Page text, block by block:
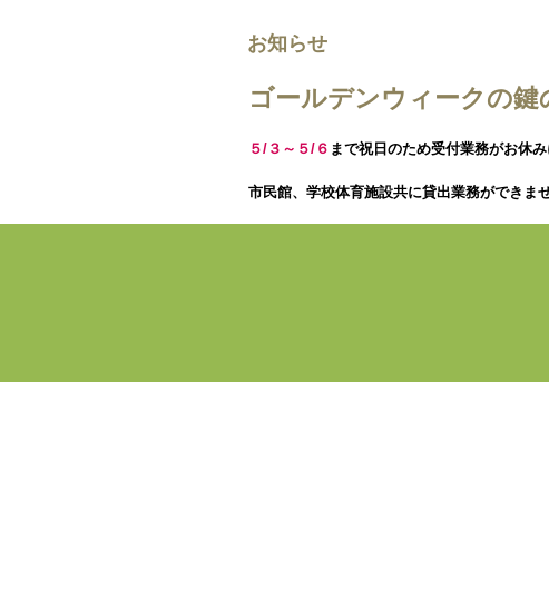
お知らせ
ゴールデンウィークの鍵
５/３～５/６ まで祝日のため受付業務がお休み
市民館、学校体育施設共に貸出業務ができま